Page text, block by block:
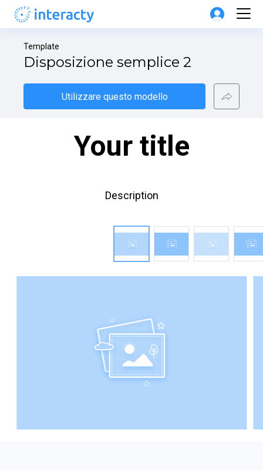
Template
Disposizione semplice 2
Utilizzare questo modello